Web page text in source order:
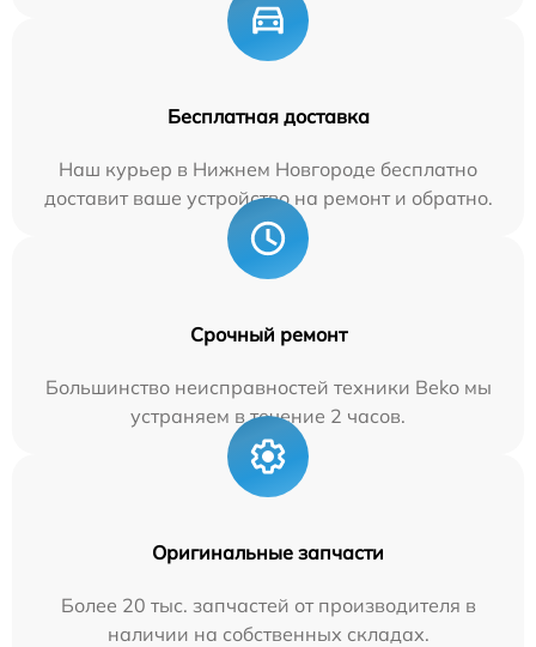
Бесплатная доставка
Наш курьер в Нижнем Новгороде бесплатно
доставит ваше устройство на ремонт и обратно.
Срочный ремонт
Большинство неисправностей техники Beko мы
устраняем в течение 2 часов.
Оригинальные запчасти
Более 20 тыс. запчастей от производителя в
наличии на собственных складах.